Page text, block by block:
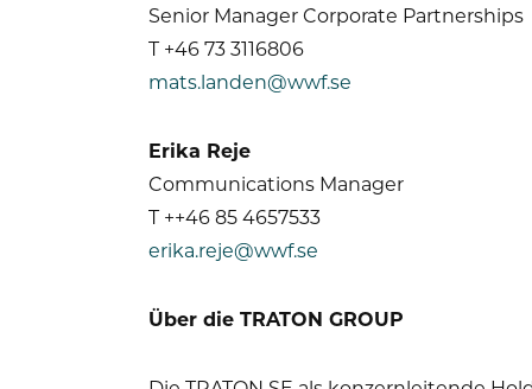
Senior Manager Corporate Partnerships
T +46 73 3116806
mats.landen@wwf.se
Erika Reje
Communications Manager
T ++46 85 4657533
erika.reje@wwf.se
Über die TRATON GROUP